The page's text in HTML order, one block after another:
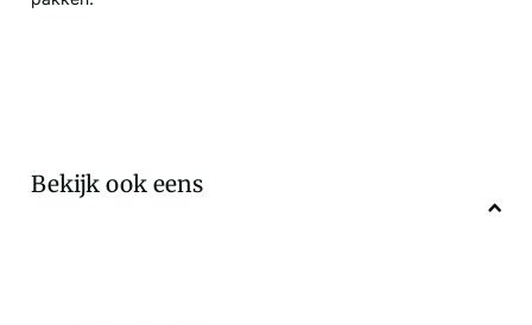
Bekijk ook eens